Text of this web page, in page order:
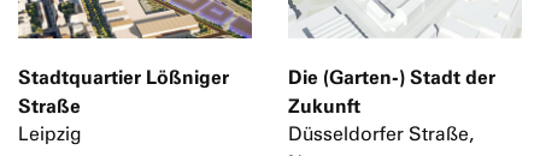
Stadtquartier Lößniger
Straße
Leipzig
Die (Garten-) Stadt der
Zukunft
Düsseldorfer Straße,